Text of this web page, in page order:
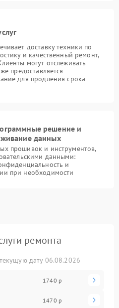
доставку техники по
и качественный ремонт,
могут отслеживать
предоставляется
для продления срока
решение и
данных
прошивок и инструментов,
данными:
и
при необходимости
ремонта
дату 06.08.2026
1740 р
1470 р